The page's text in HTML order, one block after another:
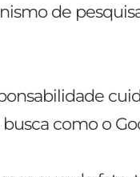
de
como o